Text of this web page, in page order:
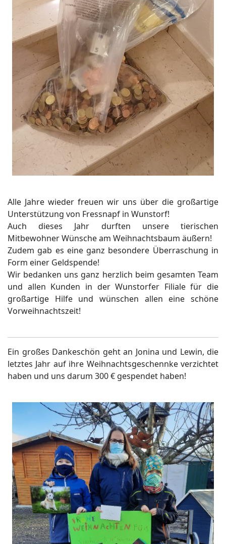
Alle Jahre wieder freuen wir uns über die großartige
Unterstützung von Fressnapf in Wunstorf!
Auch dieses Jahr durften unsere tierischen
Mitbewohner Wünsche am Weihnachtsbaum äußern!
Zudem gab es eine ganz besondere Überraschung in
Form einer Geldspende!
Wir bedanken uns ganz herzlich beim gesamten Team
und allen Kunden in der Wunstorfer Filiale für die
großartige Hilfe und wünschen allen eine schöne
Vorweihnachtszeit!
Ein großes Dankeschön geht an Jonina und Lewin, die
letztes Jahr auf ihre Weihnachtsgeschennke verzichtet
haben und uns darum 300 € gespendet haben!